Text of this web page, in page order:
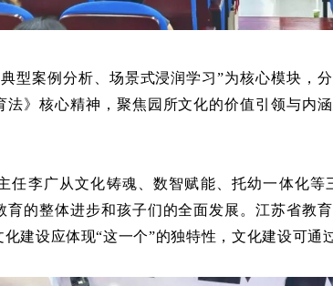
型案例分析、场景式浸润学习”为核心模块，
法》核心精神，聚焦园所文化的价值引领与内
任李广从文化铸魂、数智赋能、托幼一体化
育的整体进步和孩子们的全面发展。江苏省教
建设应体现“这一个”的独特性，文化建设可通